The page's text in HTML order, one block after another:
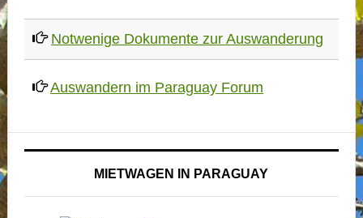
Notwenige Dokumente zur Auswanderung
Auswandern im Paraguay Forum
MIETWAGEN IN PARAGUAY